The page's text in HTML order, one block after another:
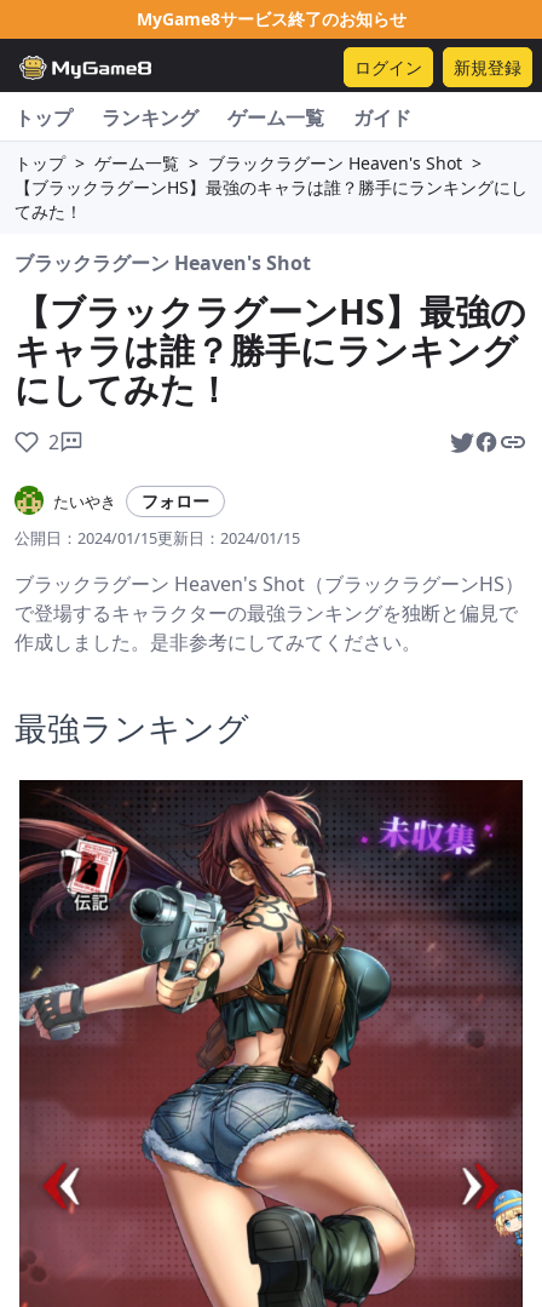
MyGame8サービス終了のお知らせ
ログイン 新規登録
トップ ランキング ゲーム一覧 ガイド
トップ > ゲーム一覧 > ブラックラグーン Heaven's Shot >
【ブラックラグーンHS】最強のキャラは誰？勝手にランキングにし
てみた！
ブラックラグーン Heaven's Shot
【ブラックラグーンHS】最強の
キャラは誰？勝手にランキング
にしてみた！
2
たいやき フォロー
公開日： 2024/01/15更新日： 2024/01/15
ブラックラグーン Heaven's Shot（ブラックラグーンHS）
で登場するキャラクターの最強ランキングを独断と偏見で
作成しました。是非参考にしてみてください。
最強ランキング